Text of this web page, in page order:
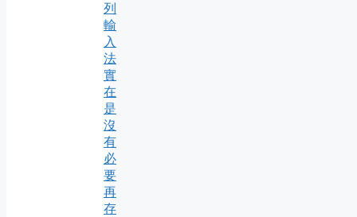
列
輸
入
法
實
在
是
沒
有
必
要
再
存